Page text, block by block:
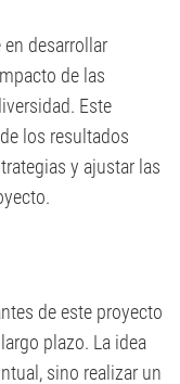
desarrollar
de las
Este
los resultados
y ajustar las
de este proyecto
plazo. La idea
sino realizar un